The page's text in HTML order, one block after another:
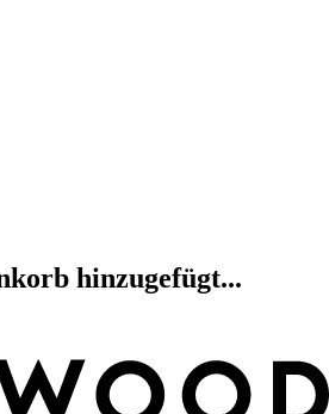
hinzugefügt...